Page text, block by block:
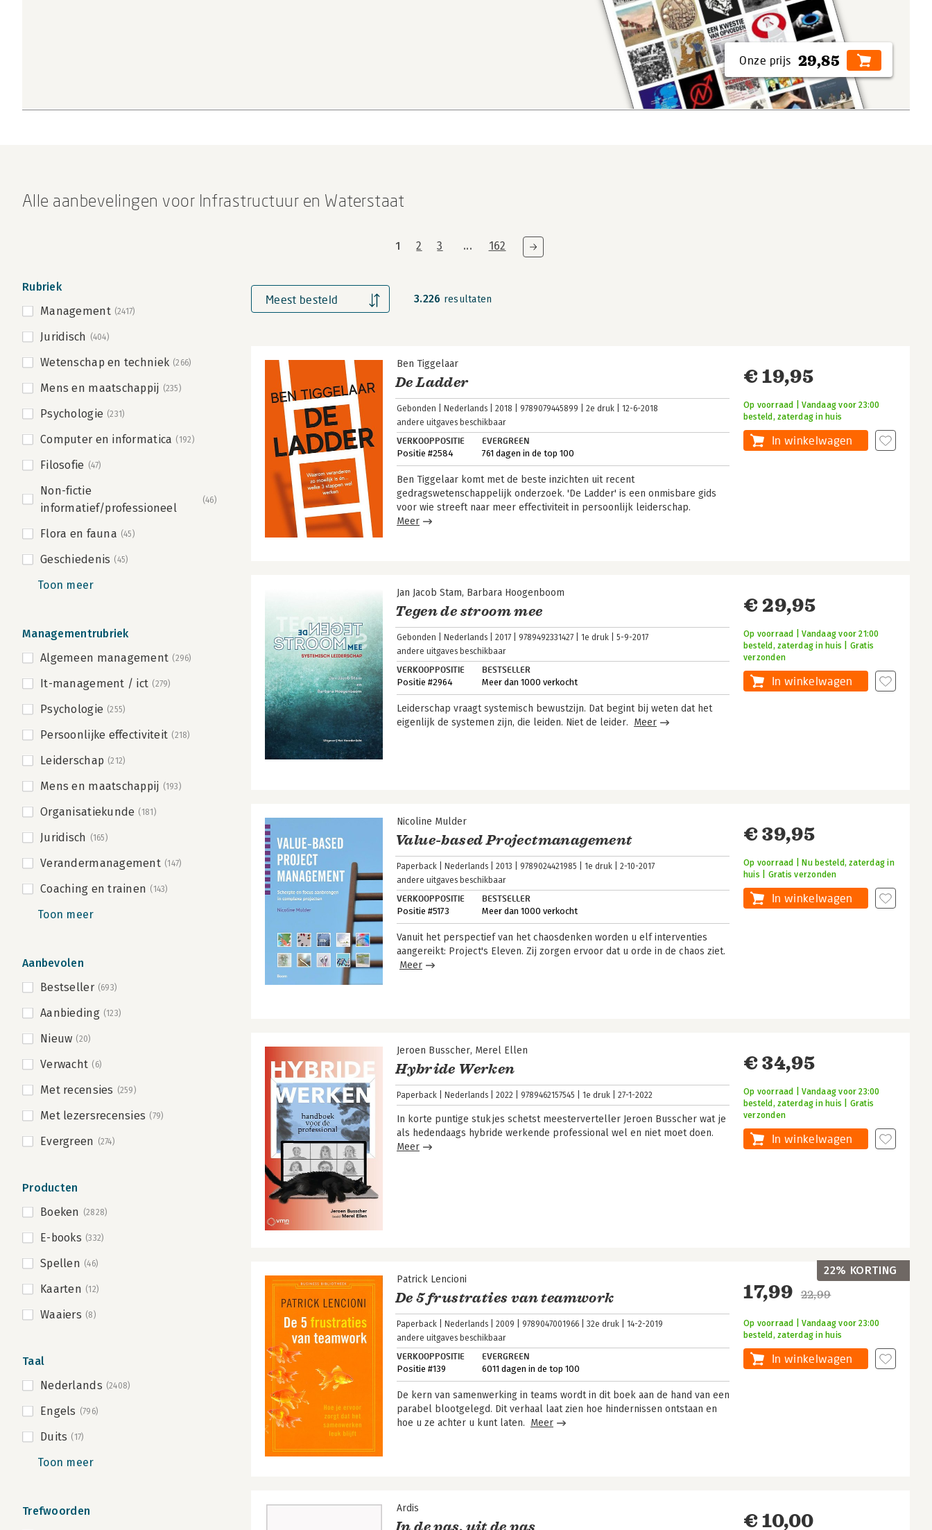
29,85
Alle aanbevelingen voor Infrastructuur en Waterstaat
1 2 3 ... 162
Rubriek
Management (2417)
Juridisch (404)
Wetenschap en techniek (266)
Mens en maatschappij (235)
Psychologie (231)
Computer en informatica (192)
Filosofie (47)
Non-fictie
informatief/professioneel
(46)
Flora en fauna (45)
Geschiedenis (45)
Toon meer
Managementrubriek
Algemeen management (296)
It-management / ict (279)
Psychologie (255)
Persoonlijke effectiviteit (218)
Leiderschap (212)
Mens en maatschappij (193)
Organisatiekunde (181)
Juridisch (165)
Verandermanagement (147)
Coaching en trainen (143)
Toon meer
Aanbevolen
Bestseller (693)
Aanbieding (123)
Nieuw (20)
Verwacht (6)
Met recensies (259)
Met lezersrecensies (79)
Evergreen (274)
Producten
Boeken (2828)
E-books (332)
Spellen (46)
Kaarten (12)
Waaiers (8)
Taal
Nederlands (2408)
Engels (796)
Duits (17)
Toon meer
Trefwoorden
Meest besteld 3.226 resultaten
Ben Tiggelaar
De Ladder
Gebonden Nederlands 2018 9789079445899 2e druk
12-6-2018
andere uitgaves beschikbaar
VERKOOPPOSITIE
Positie #2584
EVERGREEN
761 dagen in de top 100
Ben Tiggelaar komt met de beste inzichten uit recent
gedragswetenschappelijk onderzoek. 'De Ladder' is een onmisbare gids
voor wie streeft naar meer effectiviteit in persoonlijk leiderschap.
Meer
€ 19,95
Op voorraad | Vandaag voor 23:00
besteld, zaterdag in huis
In winkelwagen
Jan Jacob Stam Barbara Hoogenboom
Tegen de stroom mee
Gebonden Nederlands 2017 9789492331427 1e druk
5-9-2017
andere uitgaves beschikbaar
VERKOOPPOSITIE
Positie #2964
BESTSELLER
Meer dan 1000 verkocht
Leiderschap vraagt systemisch bewustzijn. Dat begint bij weten dat het
eigenlijk de systemen zijn, die leiden. Niet de leider. Meer
€ 29,95
Op voorraad | Vandaag voor 21:00
besteld, zaterdag in huis | Gratis
verzonden
In winkelwagen
Nicoline Mulder
Value-based Projectmanagement
Paperback Nederlands 2013 9789024421985 1e druk
2-10-2017
andere uitgaves beschikbaar
VERKOOPPOSITIE
Positie #5173
BESTSELLER
Meer dan 1000 verkocht
Vanuit het perspectief van het chaosdenken worden u elf interventies
aangereikt: Project's Eleven. Zij zorgen ervoor dat u orde in de chaos ziet.
Meer
€ 39,95
Op voorraad | Nu besteld, zaterdag in
huis | Gratis verzonden
In winkelwagen
Jeroen Busscher Merel Ellen
Hybride Werken
Paperback Nederlands 2022 9789462157545 1e druk 27-1-2022
In korte puntige stukjes schetst meesterverteller Jeroen Busscher wat je
als hedendaags hybride werkende professional wel en niet moet doen.
Meer
€ 34,95
Op voorraad | Vandaag voor 23:00
besteld, zaterdag in huis | Gratis
verzonden
In winkelwagen
Patrick Lencioni
De 5 frustraties van teamwork
Paperback Nederlands 2009 9789047001966 32e druk
14-2-2019
andere uitgaves beschikbaar
VERKOOPPOSITIE
Positie #139
EVERGREEN
6011 dagen in de top 100
De kern van samenwerking in teams wordt in dit boek aan de hand van een
parabel blootgelegd. Dit verhaal laat zien hoe hindernissen ontstaan en
hoe u ze achter u kunt laten. Meer
22,99
17,99
Op voorraad | Vandaag voor 23:00
besteld, zaterdag in huis
In winkelwagen
22% KORTING
Ardis
€ 10,00